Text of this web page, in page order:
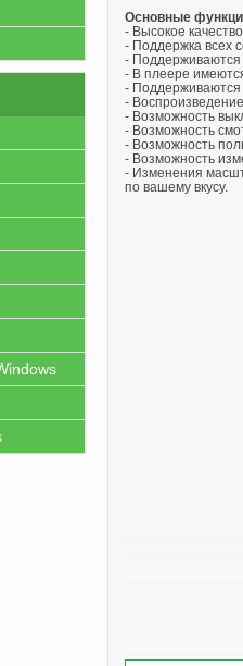
Основные
- Высокое
- Поддержка всех
- Поддерживаются
- В плеере
-
-
- Возможность
- Возможность
- Возможность
- Возможность
- Изменения
по вашему вкусу.